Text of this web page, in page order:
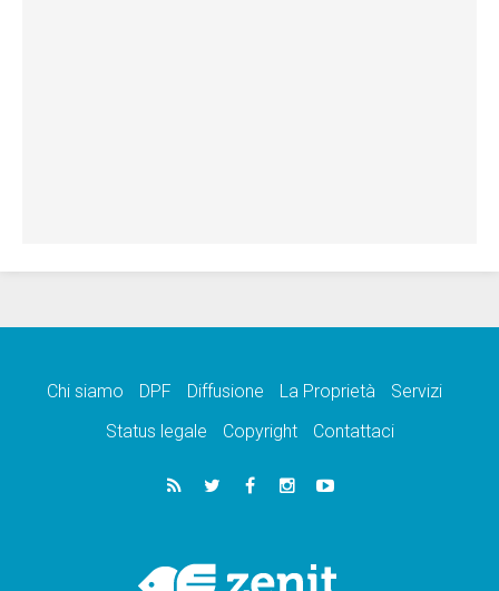
Chi siamo DPF Diffusione La Proprietà
Servizi
Status legale
Copyright Contattaci